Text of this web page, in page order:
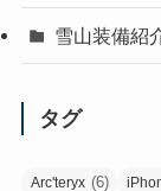
雪山装備紹
タグ
Arc'teryx (6)